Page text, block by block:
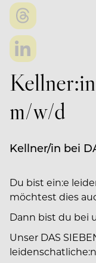
m/w/d
Kellner/in bei
Du bist ein:e
möchtest dies
Dann bist du bei
Unser DAS